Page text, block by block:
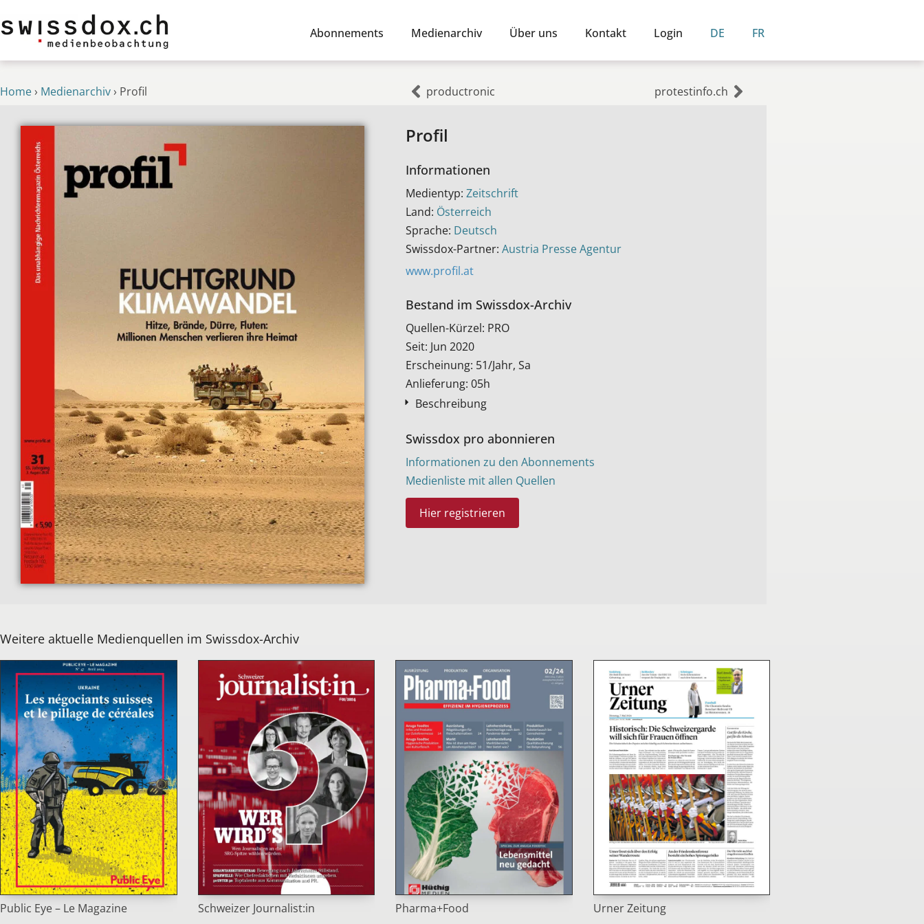
Abonnements Medienarchiv Über uns Kontakt Login DE FR
Home› Medienarchiv› Profil productronic protestinfo.ch
Profil
Informationen
Medientyp: Zeitschrift
Land: Österreich
Sprache: Deutsch
Swissdox-Partner: Austria Presse Agentur
www.profil.at
Bestand im Swissdox-Archiv​
Quellen-Kürzel: PRO
Seit: Jun 2020
Erscheinung: 51/Jahr, Sa
Anlieferung: 05h
Beschreibung
Swissdox pro abonnieren
Informationen zu den Abonnements
Medienliste mit allen Quellen
Hier registrieren
Weitere aktuelle Medienquellen im Swissdox-Archiv
Public Eye – Le Magazine Schweizer Journalist:in Pharma+Food Urner Zeitung